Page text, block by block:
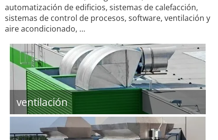
automatización de edificios, sistemas de calefacción,
sistemas de control de procesos, software, ventilación y
aire acondicionado, …
ventilación